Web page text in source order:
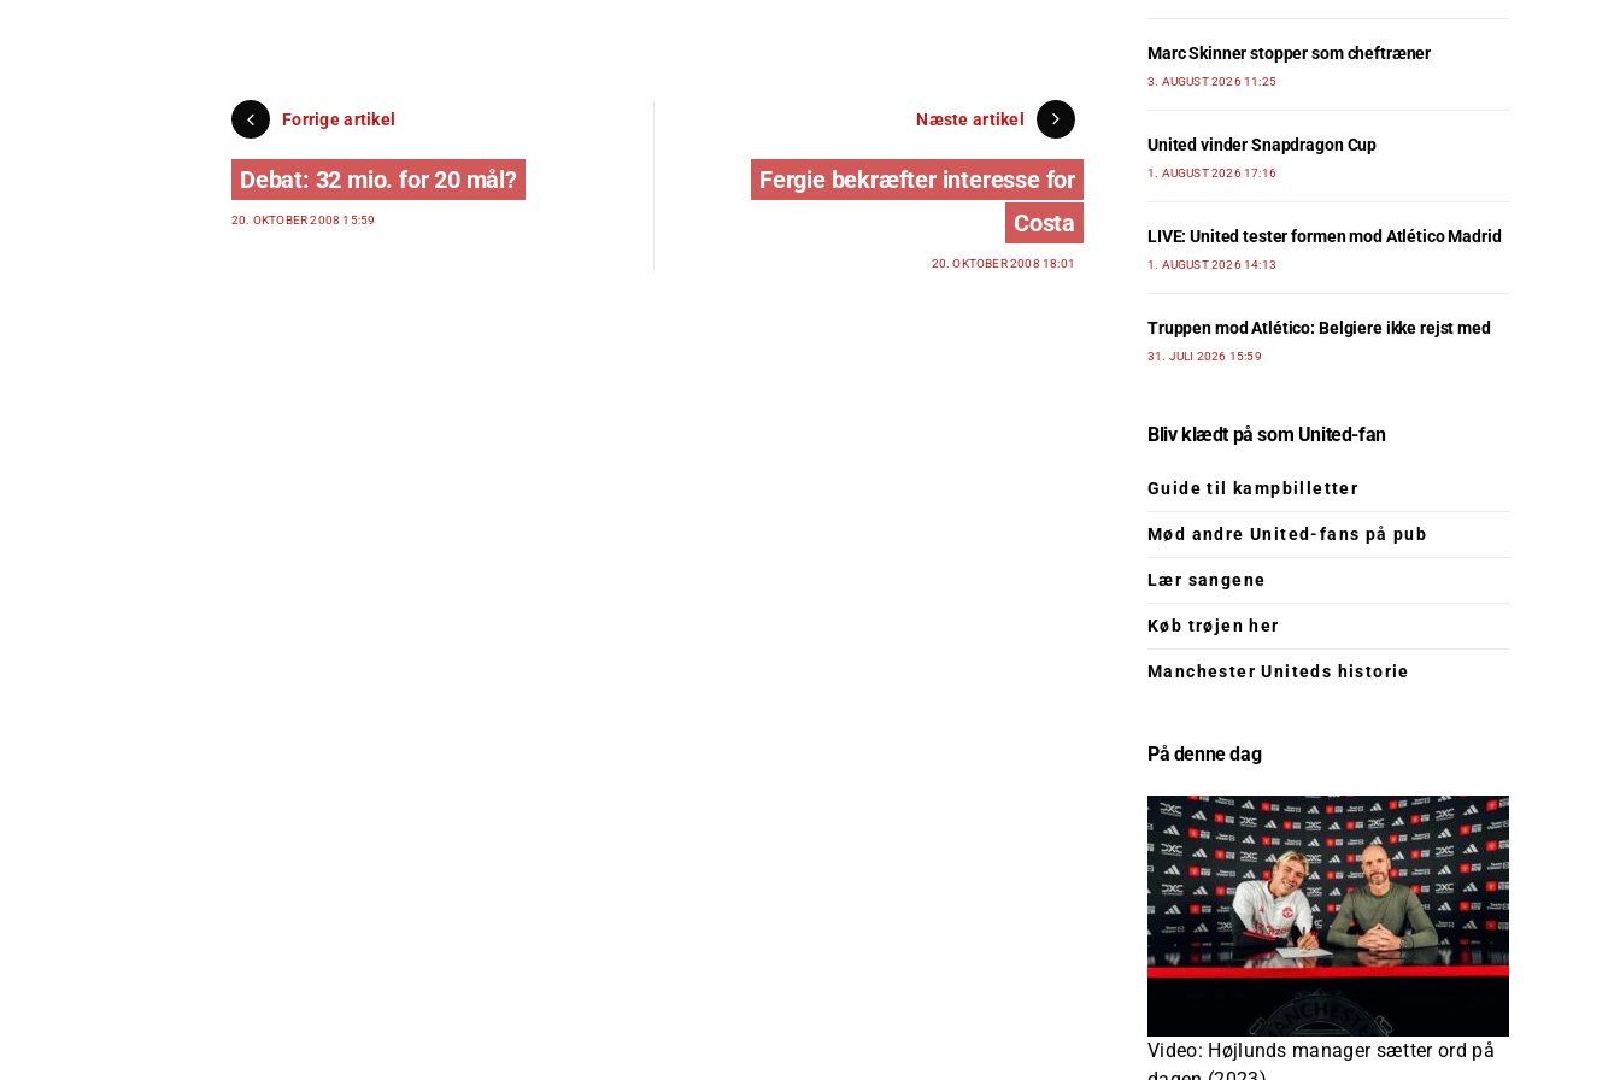
Forrige artikel
Debat: 32 mio. for 20 mål?
20. OKTOBER 2008 15:59
Næste artikel
Fergie bekræfter interesse for
Costa
20. OKTOBER 2008 18:01
Marc Skinner stopper som cheftræner
3. AUGUST 2026 11:25
United vinder Snapdragon Cup
1. AUGUST 2026 17:16
LIVE: United tester formen mod Atlético Madrid
1. AUGUST 2026 14:13
Truppen mod Atlético: Belgiere ikke rejst med
31. JULI 2026 15:59
Bliv klædt på som United-fan
Guide til kampbilletter
Mød andre United-fans på pub
Lær sangene
Køb trøjen her
Manchester Uniteds historie
På denne dag
Video: Højlunds manager sætter ord på